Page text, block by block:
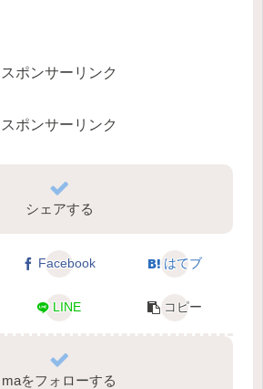
スポンサーリンク
スポンサーリンク
シェアする
Facebook はてブ
LINE コピー
maをフォローする